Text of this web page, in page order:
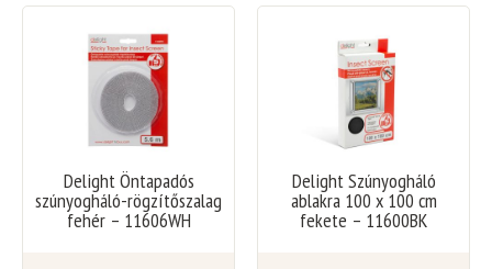
Delight Öntapadós
szúnyogháló-rögzítőszalag
fehér – 11606WH
Delight Szúnyogháló
ablakra 100 x 100 cm
fekete – 11600BK